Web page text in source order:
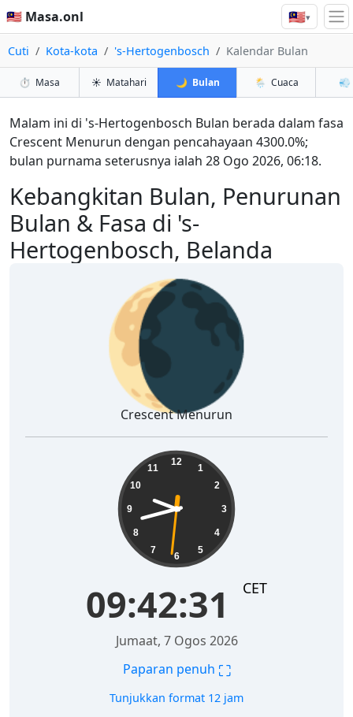
🇲🇾 Masa.onl 🇲🇾▾
Cuti Kota-kota 's-Hertogenbosch Kalendar Bulan
⏱️ Masa ☀️ Matahari 🌙 Bulan 🌦️ Cuaca 💨
Kebangkitan Bulan, Penurunan
Bulan & Fasa di 's-
Hertogenbosch, Belanda
Malam ini di 's-Hertogenbosch Bulan berada dalam fasa
Crescent Menurun dengan pencahayaan 4300.0%;
bulan purnama seterusnya ialah 28 Ogo 2026, 06:18.
🌘
Crescent Menurun
12
1
2
3
4
5
6
7
8
9
10
11
09:42:32 CET
Jumaat, 7 Ogos 2026
Paparan penuh ⛶
Tunjukkan format 12 jam